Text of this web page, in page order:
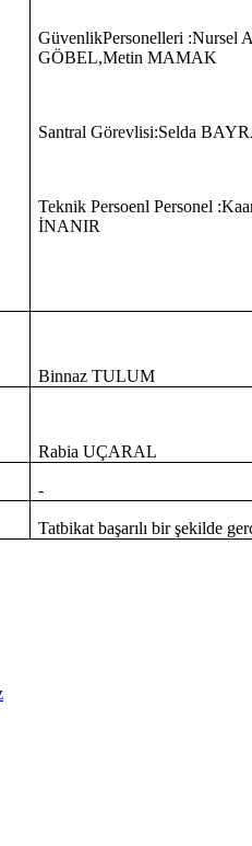
GüvenlikPersonelleri :Nursel
GÖBEL,Metin MAMAK
Santral Görevlisi:Selda
Teknik Persoenl Personel
İNANIR
Binnaz TULUM
Rabia UÇARAL
-
Tatbikat başarılı bir şekilde